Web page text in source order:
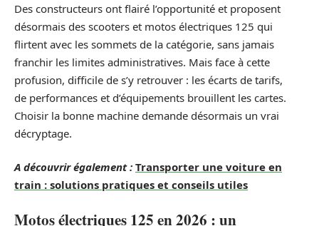
Des constructeurs ont flairé l’opportunité et proposent
désormais des scooters et motos électriques 125 qui
flirtent avec les sommets de la catégorie, sans jamais
franchir les limites administratives. Mais face à cette
profusion, difficile de s’y retrouver : les écarts de tarifs,
de performances et d’équipements brouillent les cartes.
Choisir la bonne machine demande désormais un vrai
décryptage.
A découvrir également : Transporter une voiture en
train : solutions pratiques et conseils utiles
Motos électriques 125 en 2026 : un